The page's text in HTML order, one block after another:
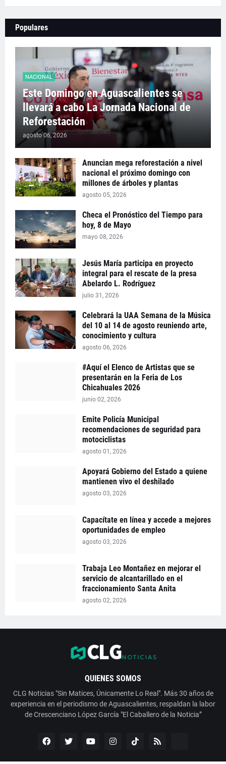
Populares
NACIONAL
Este Domingo en Aguascalientes se
llevará a cabo La Jornada Nacional de
Reforestación
agosto 06, 2026
Anuncian mega reforestación a nivel
nacional el próximo domingo con
millones de árboles y plantas
agosto 05, 2026
Checa el Pronóstico del Tiempo para
hoy, 8 de Mayo
mayo 08, 2026
Jesús María participa en proyecto
integral para el rescate de la presa
Abelardo L. Rodríguez
julio 31, 2026
Celebrará la UAA Semana de la Música
del 10 al 14 de agosto reuniendo arte,
conocimiento y cultura
agosto 06, 2026
#Aquí el Elenco de Artistas que se
presentarán en la Feria de Los
Chicahuales 2026
junio 02, 2026
Emite Policía Municipal
recomendaciones de seguridad para
motociclistas
agosto 01, 2026
Apoyará Gobierno del Estado a quiene
mantienen vivo el deshilado
agosto 03, 2026
Capacítate en línea y accede a mejores
oportunidades de empleo
agosto 03, 2026
Trabaja Leo Montañez en mejorar el
servicio de alcantarillado en el
fraccionamiento Santa Anita
agosto 02, 2026
QUIENES SOMOS
CLG Noticias "Sin Matices, Únicamente Lo Real". Más 30 años de
experiencia en el periodismo de Aguascalientes, respaldan la labor
de Crescenciano López García "El Caballero de la Noticia”